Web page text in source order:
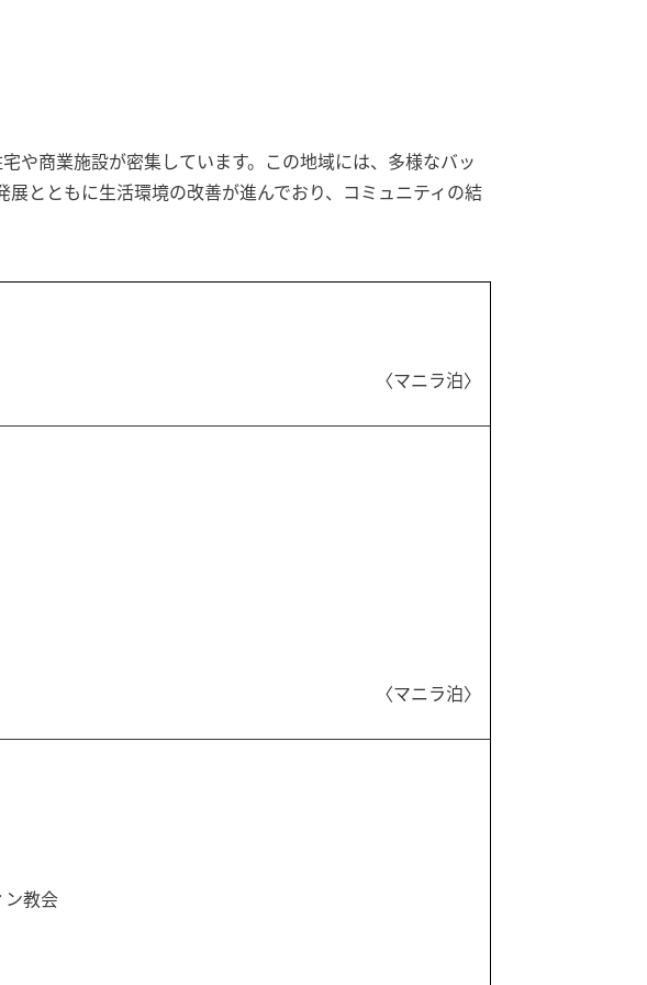
や商業施設が密集しています。この地域には、多様なバッ
とともに生活環境の改善が進んでおり、コミュニティの結
〈マニラ泊〉
〈マニラ泊〉
ン教会